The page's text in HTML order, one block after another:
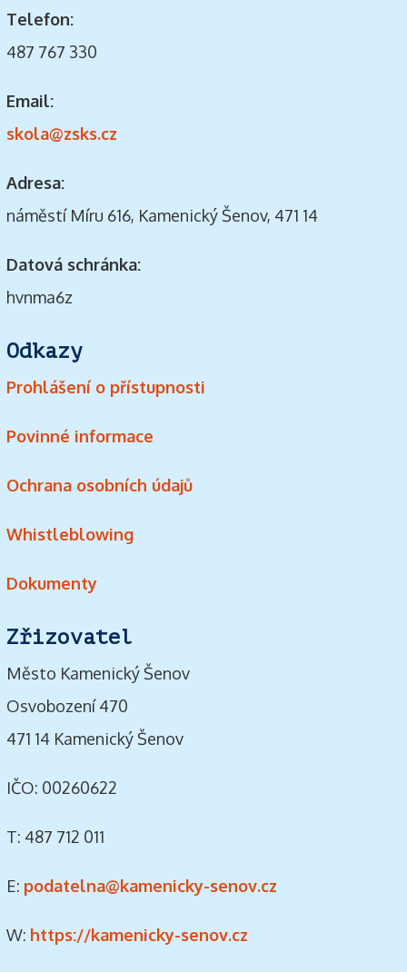
Telefon:
487 767 330
Email:
skola@zsks.cz
Adresa:
náměstí Míru 616, Kamenický Šenov, 471 14
Datová schránka:
hvnma6z
Odkazy
Prohlášení o přístupnosti
Povinné informace
Ochrana osobních údajů
Whistleblowing
Dokumenty
Zřizovatel
Město Kamenický Šenov
Osvobození 470
471 14 Kamenický Šenov
IČO: 00260622
T: 487 712 011
E: podatelna@kamenicky-senov.cz
W: https://kamenicky-senov.cz